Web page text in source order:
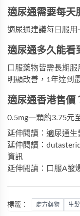
適尿通需要每天
適尿通建議每日服用
適尿通多久能看
口服藥物皆需長期
明顯改善，1年達到
適尿通香港售價
0.5mg一顆約3.75元
延伸閱讀：適尿通生
延伸閱讀：
資訊
延伸閱讀：口服A酸
標籤： 處方藥物 生